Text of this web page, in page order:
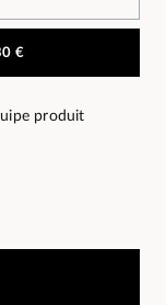
€
produit